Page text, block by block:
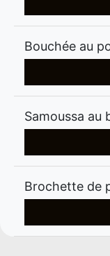
Bouchée au
Samoussa au
Brochette de